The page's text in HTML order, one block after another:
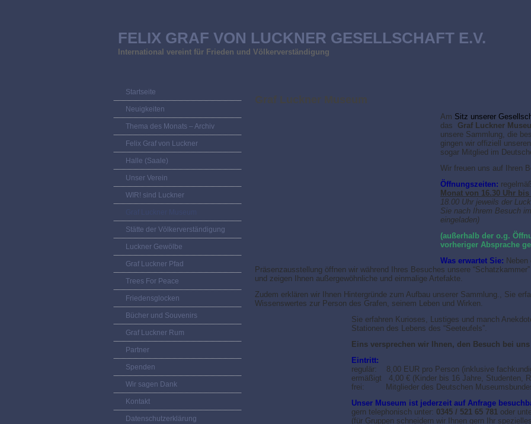
FELIX GRAF VON LUCKNER GESELLSCHAFT E.V.
International vereint für Frieden und Völkerverständigung
Startseite
Neuigkeiten
Thema des Monats – Archiv
Felix Graf von Luckner
Halle (Saale)
Unser Verein
WIR! sind Luckner
Stätte der Völkerverständigung
Luckner Gewölbe
Graf Luckner Pfad
Trees For Peace
Friedensglocken
Bücher und Souvenirs
Graf Luckner Rum
Partner
Spenden
Wir sagen Dank
Kontakt
Datenschutzerklärung
Graf Luckner Museum
Am Sitz unserer
das
Graf Luckner
unsere Sammlung, die
gingen wir offiziell
sogar Mitglied im
Wir freuen uns auf Ihren
Öffnungszeiten:
Monat von 16.30 Uhr bis
18.00 Uhr jeweils der
Sie nach Ihrem Besuch
eingeladen)
(außerhalb der o.g.
vorheriger Absprache
Was erwartet Sie: Neben
Präsenzausstellung öffnen wir während Ihres Besuches unsere
und zeigen Ihnen außergewöhnliche und einmalige Artefakte.
Zudem erklären wir Ihnen Hintergründe zum Aufbau unserer Sammlung., Sie
Wissenswertes zur Person des Grafen, seinem Leben und Wirken.
Sie erfahren Kurioses, Lustiges und manch
Stationen des Lebens des “Seeteufels”.
Eins versprechen wir Ihnen, den Besuch bei
Eintritt:
regulär: 8,00 EUR pro Person (inklusive
ermäßigt 4,00 € (Kinder bis 16 Jahre, Studenten,
frei: Mitglieder des Deutschen
Unser Museum ist jederzeit auf Anfrage
gern telephonisch unter: 0345 / 521 65 781 oder
(für Gruppen schneidern wir Ihnen gern Ihr